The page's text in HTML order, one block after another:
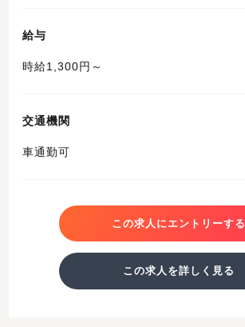
給与
時給1,300円～
交通機関
車通勤可
この求人にエントリーする
この求人を詳しく見る